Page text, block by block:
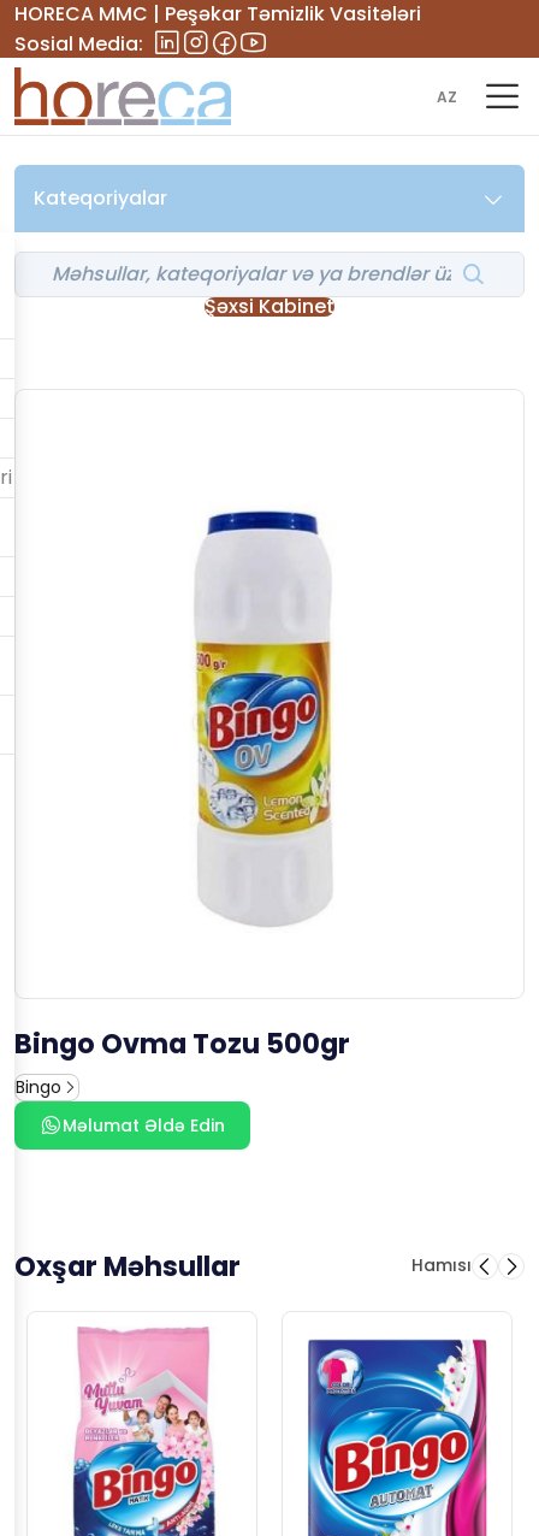
HORECA MMC | Peşəkar Təmizlik Vasitələri
Sosial Media:
AZ
Kateqoriyalar
Şəxsi Kabinet
Bingo Ovma Tozu 500gr
Bingo
Məlumat Əldə Edin
Oxşar Məhsullar Hamısı